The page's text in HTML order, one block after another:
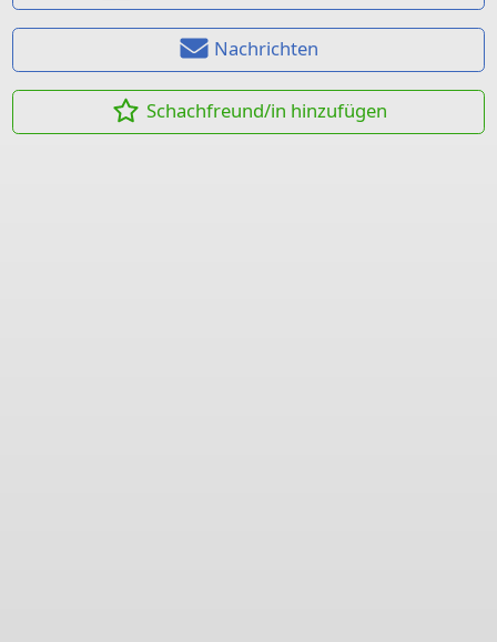
Nachrichten
Schachfreund/in hinzufügen